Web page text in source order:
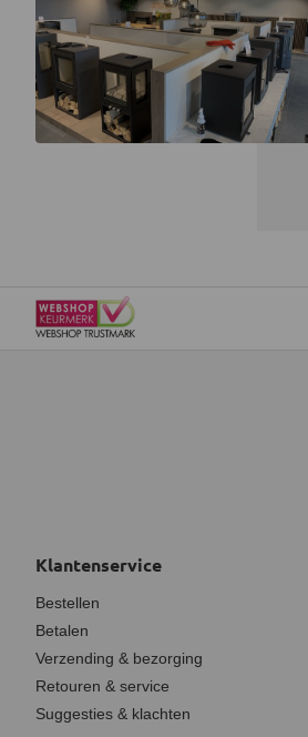
Klantenservice
Bestellen
Betalen
Verzending & bezorging
Retouren & service
Suggesties & klachten